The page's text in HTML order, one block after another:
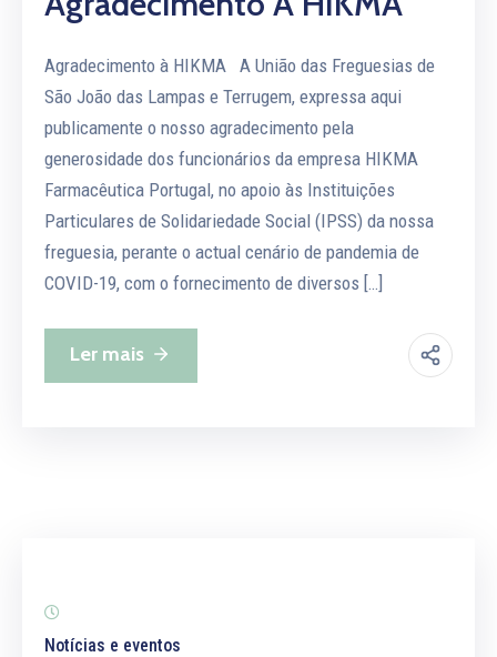
Agradecimento à HIKMA A União das Freguesias de
São João das Lampas e Terrugem, expressa aqui
publicamente o nosso agradecimento pela
generosidade dos funcionários da empresa HIKMA
Farmacêutica Portugal, no apoio às Instituições
Particulares de Solidariedade Social (IPSS) da nossa
freguesia, perante o actual cenário de pandemia de
COVID-19, com o fornecimento de diversos […]
Ler mais
Notícias e eventos